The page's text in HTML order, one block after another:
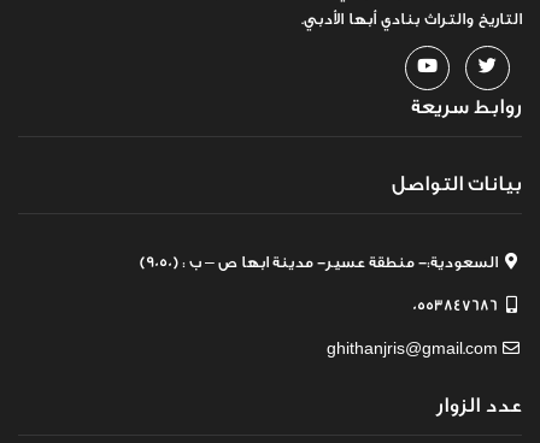
التاريخ والتراث بنادي أبها الأدبي.
روابط سريعة
بيانات التواصل
السعودية:- منطقة عسير- مدينة ابها ص – ب : (9050)
0553847686
ghithanjris@gmail.com
عدد الزوار